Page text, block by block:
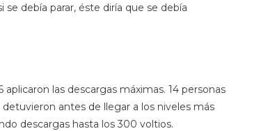
debía parar, éste diría que se debía
las descargas máximas. 14 personas
antes de llegar a los niveles más
descargas hasta los 300 voltios.